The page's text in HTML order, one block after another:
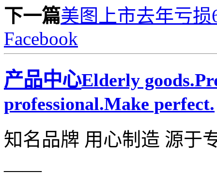
下一篇美图上市去年亏
Facebook
产品中心Elderly
professional.Make perfect.
知名品牌 用心制造 源于
——